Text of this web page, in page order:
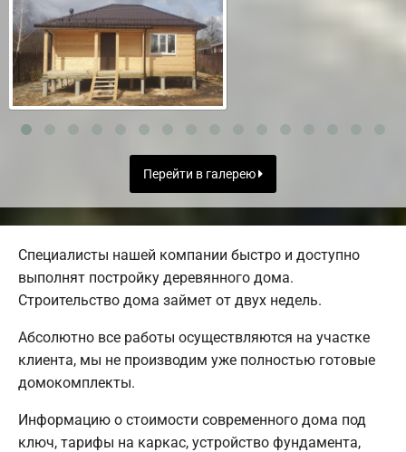
Перейти в галерею
Специалисты нашей компании быстро и доступно
выполнят постройку деревянного дома.
Строительство дома займет от двух недель.
Абсолютно все работы осуществляются на участке
клиента, мы не производим уже полностью готовые
домокомплекты.
Информацию о стоимости современного дома под
ключ, тарифы на каркас, устройство фундамента,